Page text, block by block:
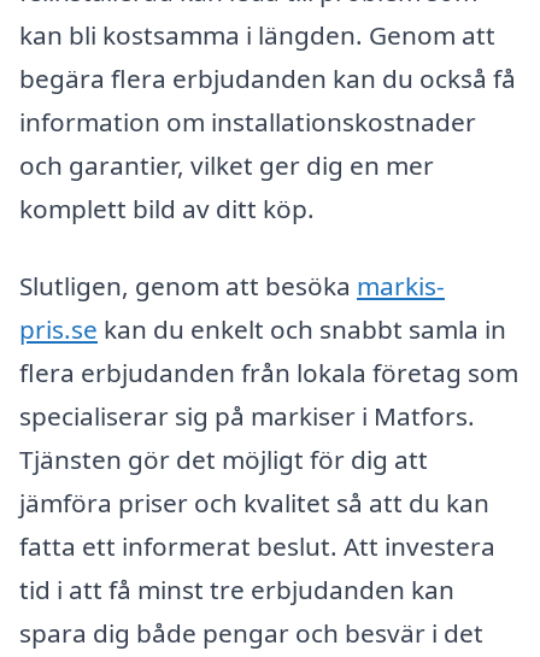
kan bli kostsamma i längden. Genom att
begära flera erbjudanden kan du också få
information om installationskostnader
och garantier, vilket ger dig en mer
komplett bild av ditt köp.
Slutligen, genom att besöka markis-
pris.se kan du enkelt och snabbt samla in
flera erbjudanden från lokala företag som
specialiserar sig på markiser i Matfors.
Tjänsten gör det möjligt för dig att
jämföra priser och kvalitet så att du kan
fatta ett informerat beslut. Att investera
tid i att få minst tre erbjudanden kan
spara dig både pengar och besvär i det